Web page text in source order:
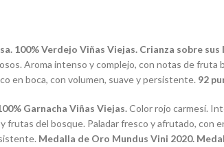
100% Verdejo Viñas Viejas. Crianza sobre sus
Aroma intenso y complejo, con notas de fruta
en boca, con volumen, suave y persistente. 92
Garnacha Viñas Viejas.Color rojo carmesí.
frutas del bosque. Paladar fresco y afrutado, con
Medalla de Oro Mundus Vini 2020.